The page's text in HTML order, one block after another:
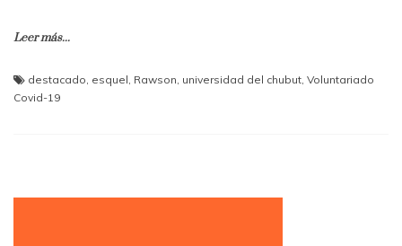
Leer más...
destacado, esquel, Rawson, universidad del chubut, Voluntariado
Covid-19